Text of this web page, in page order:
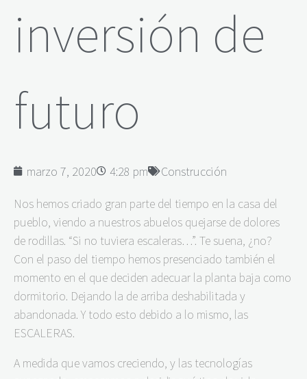
inversión de
futuro
marzo 7, 2020 4:28 pm Construcción
Nos hemos criado gran parte del tiempo en la casa del
pueblo, viendo a nuestros abuelos quejarse de dolores
de rodillas. “Si no tuviera escaleras…”. Te suena, ¿no?
Con el paso del tiempo hemos presenciado también el
momento en el que deciden adecuar la planta baja como
dormitorio. Dejando la de arriba deshabilitada y
abandonada. Y todo esto debido a lo mismo, las
ESCALERAS.
A medida que vamos creciendo, y las tecnologías